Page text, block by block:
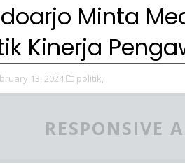
Minta
Kinerja
13, 2024 politik,
RESPONSIVE